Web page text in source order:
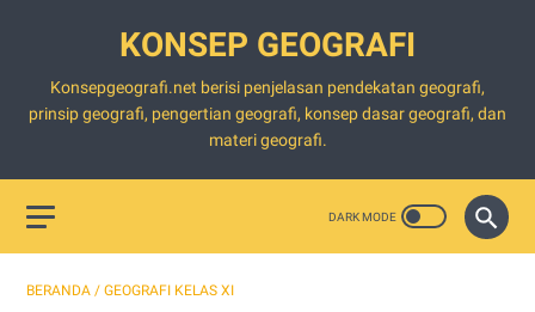
KONSEP GEOGRAFI
Konsepgeografi.net berisi penjelasan pendekatan geografi,
prinsip geografi, pengertian geografi, konsep dasar geografi, dan
materi geografi.
BERANDA / GEOGRAFI KELAS XI